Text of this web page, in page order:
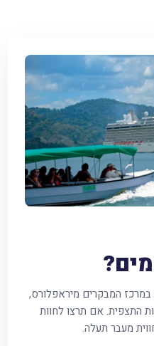
המבקרים מיראפלורס,
התצפית. אם תרצו לחוות
מעבר תעלה.